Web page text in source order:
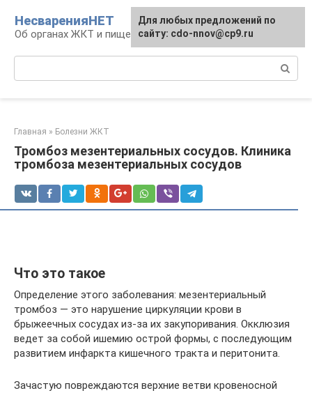
контенту
НесваренияНЕТ
Об органах ЖКТ и пищеварении
Главная » Болезни ЖКТ
Тромбоз мезентериальных сосудов. Клиника
тромбоза мезентериальных сосудов
Что это такое
Определение этого заболевания: мезентериальный
тромбоз — это нарушение циркуляции крови в
брыжеечных сосудах из-за их закупоривания. Окклюзия
ведет за собой ишемию острой формы, с последующим
развитием инфаркта кишечного тракта и перитонита.
Зачастую повреждаются верхние ветви кровеносной
Для любых предложений по
сайту: cdo-nnov@cp9.ru